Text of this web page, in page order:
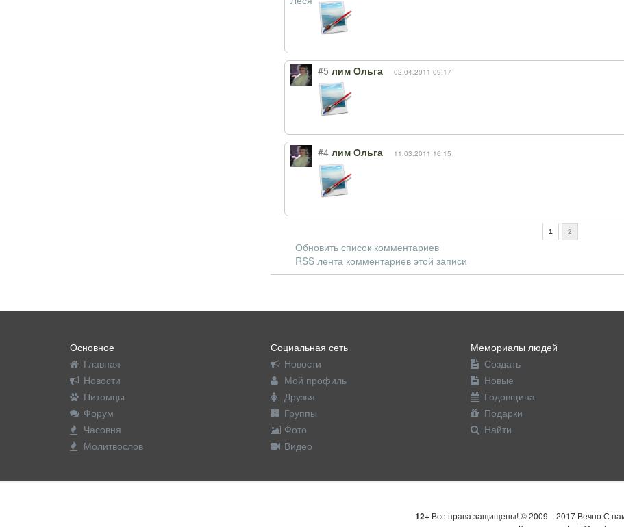
#5 лим Ольга 02.04.2011 09:17
#4 лим Ольга 11.03.2011 16:15
1 2
Обновить список комментариев
RSS лента комментариев этой записи
Основное
Главная
Новости
Питомцы
Форум
Часовня
Молитвослов
Социальная сеть
Новости
Мой профиль
Друзья
Группы
Фото
Видео
Мемориалы людей
Создать
Новые
Годовщина
Подарки
Найти
12+Все права защищены! © 2009—2017 Вечно С